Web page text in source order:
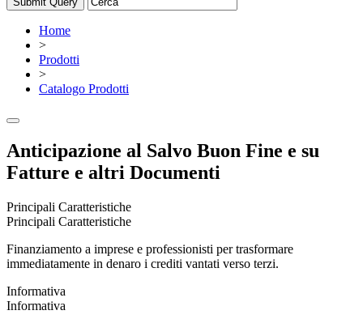
Home
>
Prodotti
>
Catalogo Prodotti
Anticipazione al Salvo Buon Fine e su
Fatture e altri Documenti
Principali Caratteristiche
Principali Caratteristiche
Finanziamento a imprese e professionisti per trasformare
immediatamente in denaro i crediti vantati verso terzi.
Informativa
Informativa